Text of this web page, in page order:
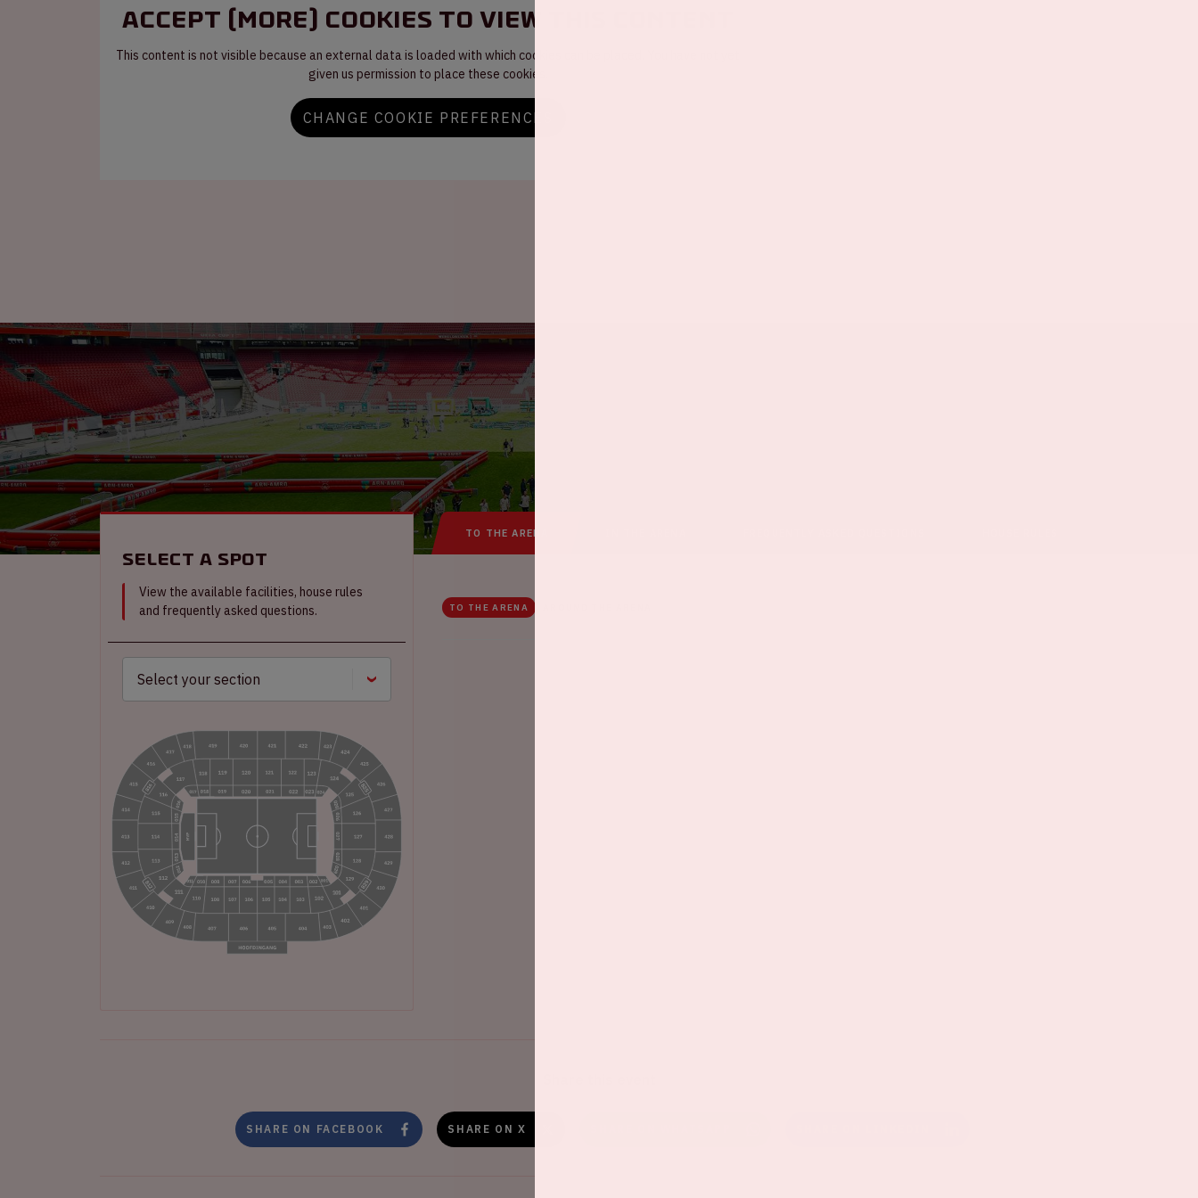
Accept (more) cookies to view this content
This content is not visible because an external data is loaded with which cookies can be placed. You have not yet
given us permission to place these cookies.
CHANGE COOKIE PREFERENCES
TO THE ARENA
TO THE ARENA
Select a spot
View the available facilities, house rules
and frequently asked questions.
SHARE ON FACEBOOK SHARE ON X